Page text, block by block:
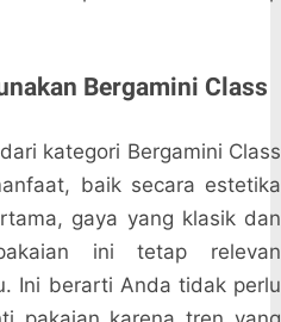
Bergamini Class
kategori Bergamini Class
baik secara estetika
gaya yang klasik dan
ini tetap relevan
Ini berarti Anda tidak perlu